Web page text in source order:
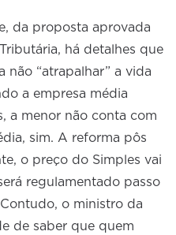
da proposta aprovada
há detalhes que
não “atrapalhar” a vida
a empresa média
a menor não conta com
sim. A reforma pôs
o preço do Simples vai
regulamentado passo
o ministro da
de saber que quem